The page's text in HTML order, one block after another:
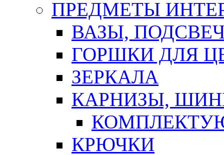
ПРЕДМЕТЫ
ВАЗЫ,
ГОРШКИ ДЛЯ
ЗЕРКАЛА
КАРНИЗЫ,
КРЮЧКИ